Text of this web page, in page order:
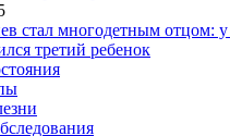
стал многодетным отцом: у
третий ребенок